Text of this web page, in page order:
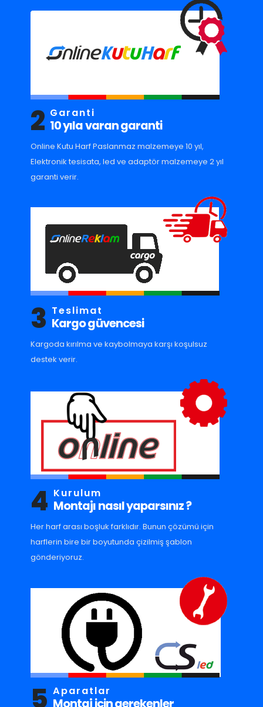
2 Garanti
10 yıla varan garanti
Online Kutu Harf Paslanmaz malzemeye 10 yıl,
Elektronik tesisata, led ve adaptör malzemeye 2 yıl
garanti verir.
3 Teslimat
Kargo güvencesi
Kargoda kırılma ve kaybolmaya karşı koşulsuz
destek verir.
4 Kurulum
Montajı nasıl yaparsınız ?
Her harf arası boşluk farklıdır. Bunun çözümü için
harflerin bire bir boyutunda çizilmiş şablon
gönderiyoruz.
5 Aparatlar
Montaj için gerekenler